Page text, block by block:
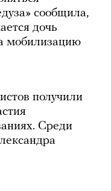
сообщила,
дочь
мобилизацию
получили
Среди